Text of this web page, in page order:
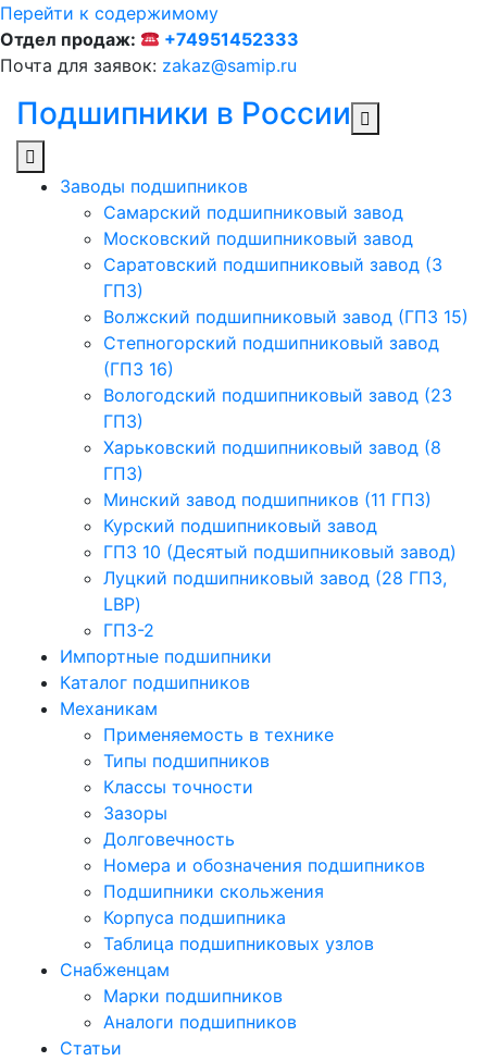
Перейти к содержимому
Отдел продаж:
+74951452333
Почта для заявок: zakaz@samip.ru
Подшипники в России
Заводы подшипников
Cамарский подшипниковый завод
Московский подшипниковый завод
Саратовский подшипниковый завод (3
ГПЗ)
Волжский подшипниковый завод (ГПЗ 15)
Степногорский подшипниковый завод
(ГПЗ 16)
Вологодский подшипниковый завод (23
ГПЗ)
Харьковский подшипниковый завод (8
ГПЗ)
Минский завод подшипников (11 ГПЗ)
Курский подшипниковый завод
ГПЗ 10 (Десятый подшипниковый завод)
Луцкий подшипниковый завод (28 ГПЗ,
LBP)
ГПЗ-2
Импортные подшипники
Каталог подшипников
Механикам
Применяемость в технике
Типы подшипников
Классы точности
Зазоры
Долговечность
Номера и обозначения подшипников
Подшипники скольжения
Корпуса подшипника
Таблица подшипниковых узлов
Снабженцам
Марки подшипников
Аналоги подшипников
Статьи